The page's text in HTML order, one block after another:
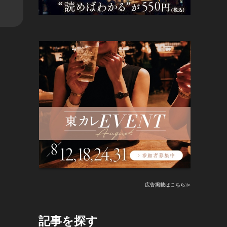
広告掲載はこちら≫
記事を探す